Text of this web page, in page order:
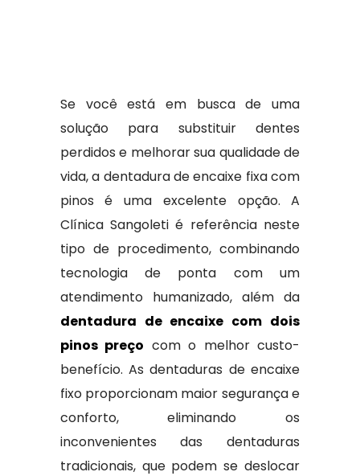
Se você está em busca de uma
solução para substituir dentes
perdidos e melhorar sua qualidade de
vida, a dentadura de encaixe fixa com
pinos é uma excelente opção. A
Clínica Sangoleti é referência neste
tipo de procedimento, combinando
tecnologia de ponta com um
atendimento humanizado, além da
dentadura de encaixe com dois
pinos preço com o melhor custo-
benefício. As dentaduras de encaixe
fixo proporcionam maior segurança e
conforto, eliminando os
inconvenientes das dentaduras
tradicionais, que podem se deslocar